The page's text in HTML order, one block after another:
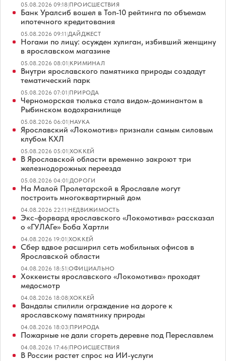
05.08.2026 09:18|ПРОИСШЕСТВИЯ
Банк Уралсиб вошел в Топ-10 рейтинга по объемам
ипотечного кредитования
05.08.2026 09:11|ДАЙДЖЕСТ
Ногами по лицу: осужден хулиган, избивший женщину
в ярославском магазине
05.08.2026 08:01|КРИМИНАЛ
Внутри ярославского памятника природы создадут
тематический парк
05.08.2026 07:01|ПРИРОДА
Черноморская тюлька стала видом-доминантом в
Рыбинском водохранилище
05.08.2026 06:01|НАУКА
Ярославский «Локомотив» признали самым силовым
клубом КХЛ
05.08.2026 05:01|ХОККЕЙ
В Ярославской области временно закроют три
железнодорожных переезда
05.08.2026 04:01|ДОРОГИ
На Малой Пролетарской в Ярославле могут
построить многоквартирный дом
04.08.2026 22:11|НЕДВИЖИМОСТЬ
Экс-форвард ярославского «Локомотива» рассказал
о «ГУЛАГе» Боба Хартли
04.08.2026 19:01|ХОККЕЙ
Сбер вдвое расширил сеть мобильных офисов в
Ярославской области
04.08.2026 18:51|ОФИЦИАЛЬНО
Хоккеисты ярославского «Локомотива» проходят
медосмотр
04.08.2026 18:08|ХОККЕЙ
Вандалы спилили ограждение на дороге к
ярославскому памятнику природы
04.08.2026 18:03|ПРИРОДА
Пожарные не дали сгореть деревне под Переславлем
04.08.2026 17:46|ПРОИСШЕСТВИЯ
В России растет спрос на ИИ-услуги